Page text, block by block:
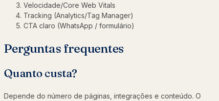
Velocidade/Core Web Vitals
Tracking (Analytics/Tag Manager)
CTA claro (WhatsApp / formulário)
Perguntas frequentes
Quanto custa?
Depende do número de páginas, integrações e conteúdo. O